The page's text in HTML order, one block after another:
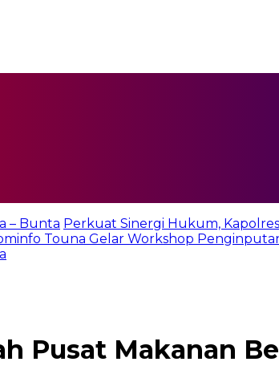
– Bunta Perkuat Sinergi Hukum,
Touna Gelar Workshop
Pusat Makanan